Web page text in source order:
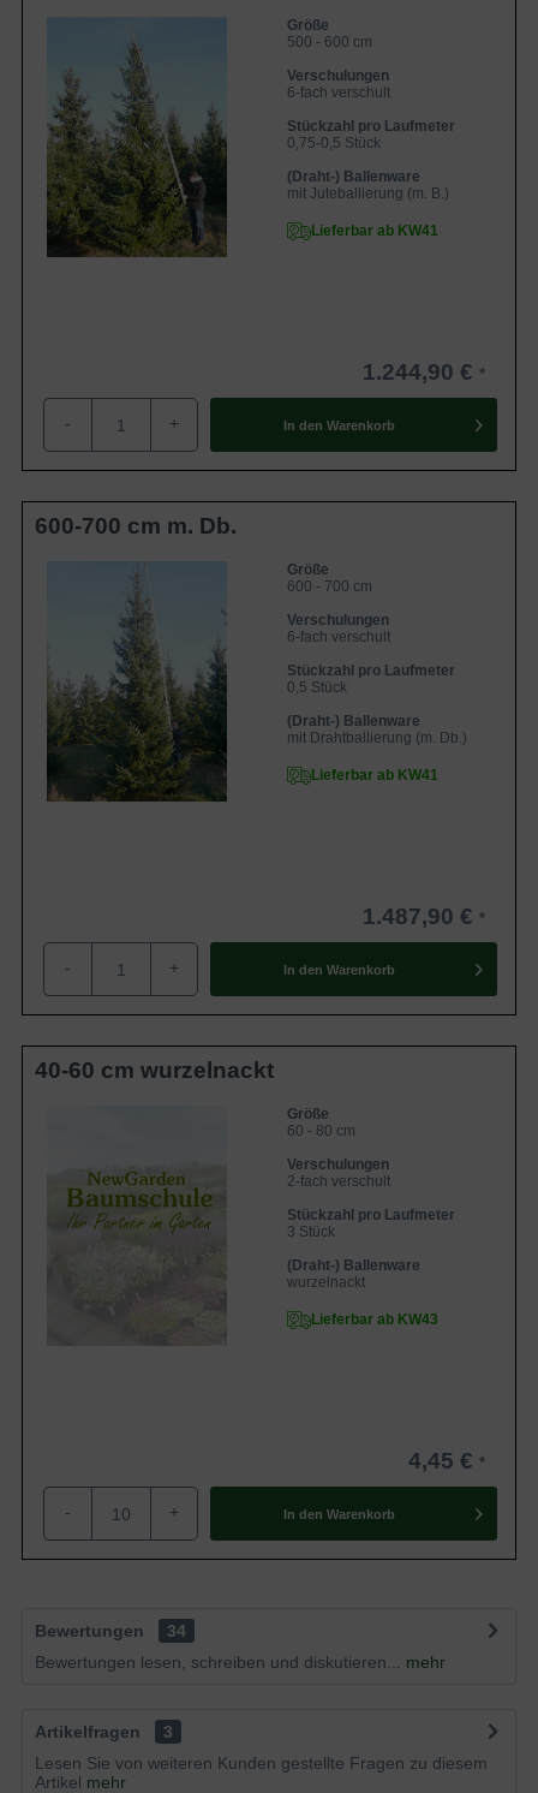
Größe
500 - 600 cm
Verschulungen
6-fach verschult
Stückzahl pro Laufmeter
0,75-0,5 Stück
(Draht-) Ballenware
mit Juteballierung (m. B.)
Lieferbar ab KW41
1.244,90 €
- + In den Warenkorb
600-700 cm m. Db.
Größe
600 - 700 cm
Verschulungen
6-fach verschult
Stückzahl pro Laufmeter
0,5 Stück
(Draht-) Ballenware
mit Drahtballierung (m. Db.)
Lieferbar ab KW41
1.487,90 €
- + In den Warenkorb
40-60 cm wurzelnackt
Größe
60 - 80 cm
Verschulungen
2-fach verschult
Stückzahl pro Laufmeter
3 Stück
(Draht-) Ballenware
wurzelnackt
Lieferbar ab KW43
4,45 €
- + In den Warenkorb
Bewertungen
34
Bewertungen lesen, schreiben und diskutieren...
mehr
Artikelfragen
3
Lesen Sie von weiteren Kunden gestellte Fragen zu diesem
Artikel mehr